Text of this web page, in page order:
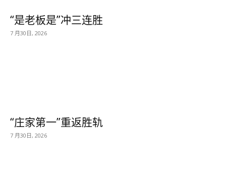
“是老板是”冲三连胜
7 月30日, 2026
“庄家第一”重返胜轨
7 月30日, 2026